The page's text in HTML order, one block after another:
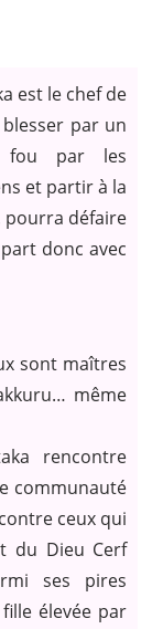
est le chef de
par un
fou par les
et partir à la
pourra défaire
donc avec
sont maîtres
même
rencontre
communauté
ceux qui
du Dieu Cerf
ses pires
élevée par